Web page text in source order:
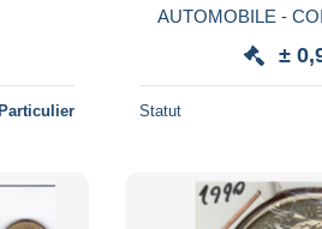
Particulier
AUTOMOBILE -
±
Statut